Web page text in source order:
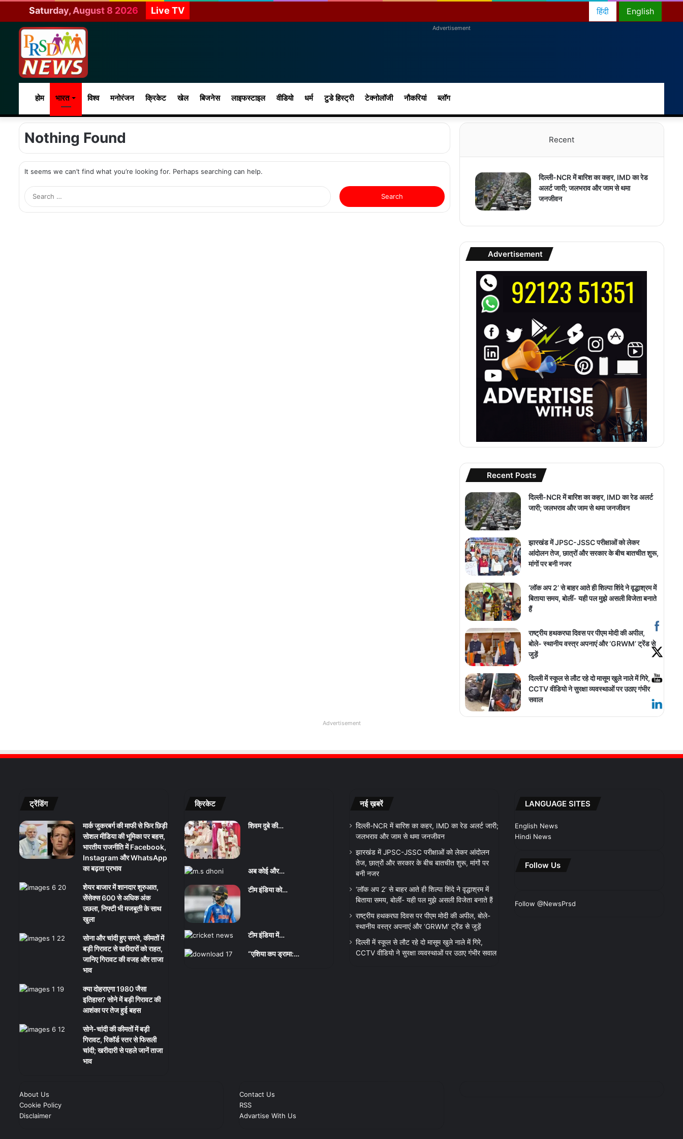
Saturday, August 8 2026 Live TV English
हिंदी
Advertisement
होम भारत विश्व मनोरंजन क्रिकेट खेल बिजनेस लाइफस्टाइल वीडियो धर्म टुडे हिस्ट्री टेक्नोलॉजी नौकरियां ब्लॉग
for
skin
Nothing Found
It seems we can’t find what you’re looking for. Perhaps searching can help.
a
Recent
दिल्ली-NCR में बारिश का कहर, IMD का रेड
अलर्ट जारी; जलभराव और जाम से थमा
जनजीवन
Advertisement
Recent Posts
दिल्ली-NCR में बारिश का कहर, IMD का रेड अलर्ट
जारी; जलभराव और जाम से थमा जनजीवन
झारखंड में JPSC-JSSC परीक्षाओं को लेकर
आंदोलन तेज, छात्रों और सरकार के बीच बातचीत शुरू,
मांगों पर बनी नजर
‘लॉक अप 2’ से बाहर आते ही शिल्पा शिंदे ने वृद्धाश्रम में
बिताया समय, बोलीं- यही पल मुझे असली विजेता बनाते
हैं
राष्ट्रीय हथकरघा दिवस पर पीएम मोदी की अपील,
बोले- स्थानीय वस्त्र अपनाएं और ‘GRWM’ ट्रेंड से
जुड़ें
दिल्ली में स्कूल से लौट रहे दो मासूम खुले नाले में गिरे,
CCTV वीडियो ने सुरक्षा व्यवस्थाओं पर उठाए गंभीर
सवाल
Advertisement
ट्रेंडिंग
मार्क जुकरबर्ग की माफी से फिर छिड़ी
सोशल मीडिया की भूमिका पर बहस,
भारतीय राजनीति में Facebook,
Instagram और WhatsApp
का बढ़ता प्रभाव
शेयर बाजार में शानदार शुरुआत,
सेंसेक्स 600 से अधिक अंक
उछला, निफ्टी भी मजबूती के साथ
खुला
सोना और चांदी हुए सस्ते, कीमतों में
बड़ी गिरावट से खरीदारों को राहत,
जानिए गिरावट की वजह और ताजा
भाव
क्या दोहराएगा 1980 जैसा
इतिहास? सोने में बड़ी गिरावट की
आशंका पर तेज हुई बहस
सोने-चांदी की कीमतों में बड़ी
गिरावट, रिकॉर्ड स्तर से फिसली
चांदी; खरीदारी से पहले जानें ताजा
भाव
क्रिकेट
शिवम दुबे की…
अब कोई और…
टीम इंडिया को…
टीम इंडिया में…
“एशिया कप ड्रामा:…
नई ख़बरें
दिल्ली-NCR में बारिश का कहर, IMD का रेड अलर्ट जारी;
जलभराव और जाम से थमा जनजीवन
झारखंड में JPSC-JSSC परीक्षाओं को लेकर आंदोलन
तेज, छात्रों और सरकार के बीच बातचीत शुरू, मांगों पर
बनी नजर
‘लॉक अप 2’ से बाहर आते ही शिल्पा शिंदे ने वृद्धाश्रम में
बिताया समय, बोलीं- यही पल मुझे असली विजेता बनाते हैं
राष्ट्रीय हथकरघा दिवस पर पीएम मोदी की अपील, बोले-
स्थानीय वस्त्र अपनाएं और ‘GRWM’ ट्रेंड से जुड़ें
दिल्ली में स्कूल से लौट रहे दो मासूम खुले नाले में गिरे,
CCTV वीडियो ने सुरक्षा व्यवस्थाओं पर उठाए गंभीर सवाल
LANGUAGE SITES
English News
Hindi News
Follow Us
Follow @NewsPrsd
About Us
Cookie Policy
Disclaimer
Contact Us
RSS
Advartise With Us